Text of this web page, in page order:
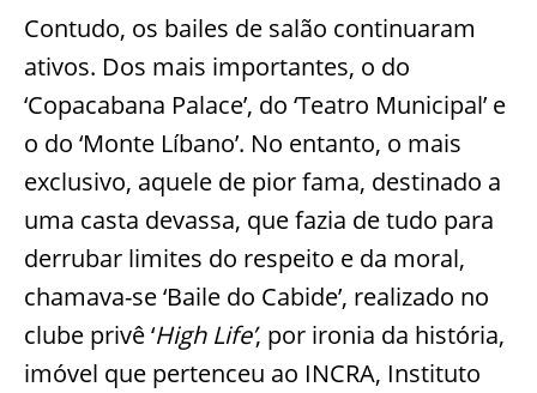
Contudo, os bailes de salão continuaram
ativos. Dos mais importantes, o do
‘Copacabana Palace’, do ‘Teatro Municipal’ e
o do ‘Monte Líbano’. No entanto, o mais
exclusivo, aquele de pior fama, destinado a
uma casta devassa, que fazia de tudo para
derrubar limites do respeito e da moral,
chamava-se ‘Baile do Cabide’, realizado no
clube privê ‘High Life’, por ironia da história,
imóvel que pertenceu ao INCRA, Instituto